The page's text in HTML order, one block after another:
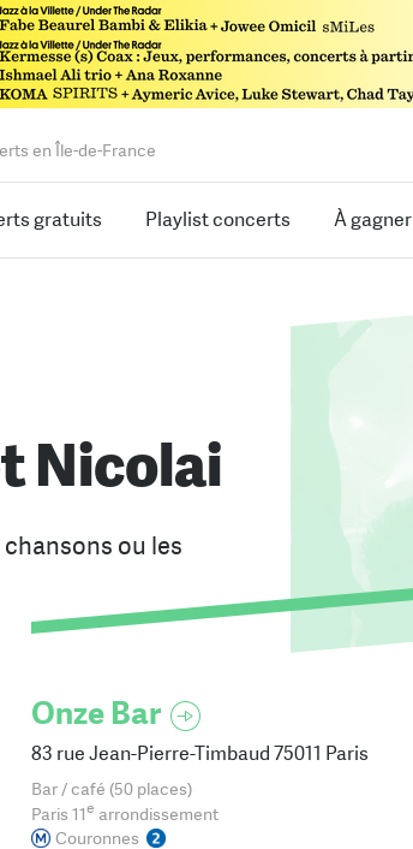
en Île-de-France
gratuits Playlist concerts À gagner
Nicolai
chansons ou les
Onze Bar
83 rue Jean-Pierre-Timbaud 75011 Paris
Bar / café (50 places)
Paris 11e arrondissement
Couronnes